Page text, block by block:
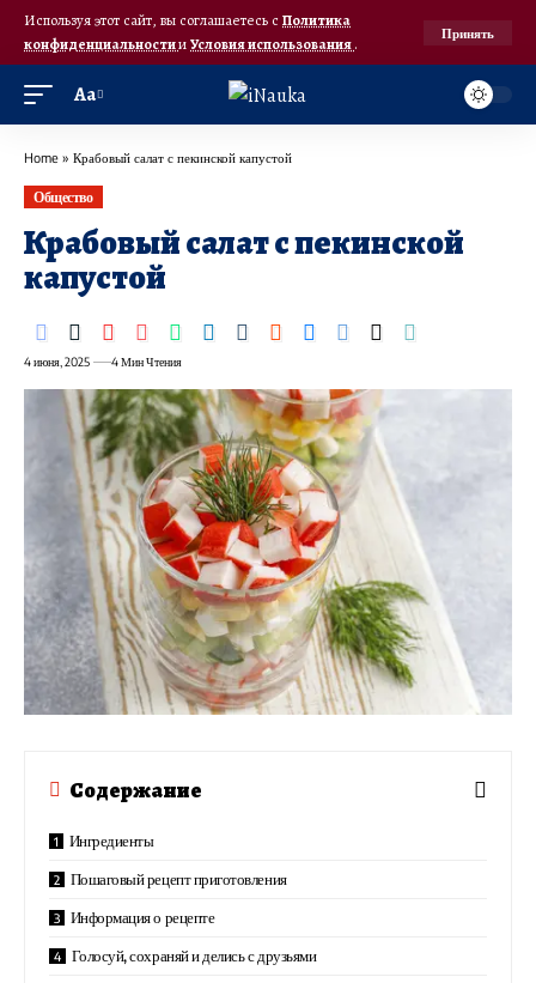
Используя этот сайт, вы соглашаетесь с Политика
конфиденциальностииУсловия использования.
Принять
Аа
Home » Крабовый салат с пекинской капустой
Общество
Крабовый салат с пекинской
капустой
4 июня, 2025 4 Мин Чтения
Содержание
Ингредиенты
Пошаговый рецепт приготовления
Информация о рецепте
Голосуй, сохраняй и делись с друзьями